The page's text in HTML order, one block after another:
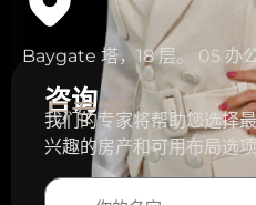
咨询
与专家
我们的专家将帮助您选择
兴趣的房产和可用布局选项
Baygate 塔，18 层。 05 办